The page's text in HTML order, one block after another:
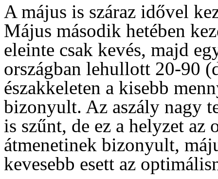
A május is száraz idővel
Május második hetében
eleinte csak kevés, majd
országban lehullott 20-90
északkeleten a kisebb
bizonyult. Az aszály nagy
is szűnt, de ez a helyzet az
átmenetinek bizonyult,
kevesebb esett az